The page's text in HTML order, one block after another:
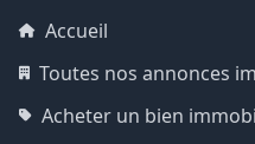
Accueil
Toutes nos annonces
Acheter un bien